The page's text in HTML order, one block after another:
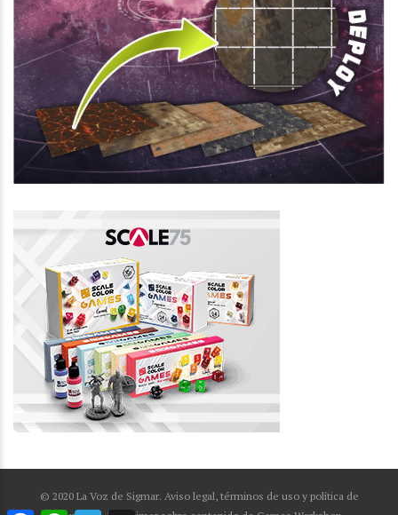
© 2020 La Voz de Sigmar. Aviso legal, términos de uso y política de